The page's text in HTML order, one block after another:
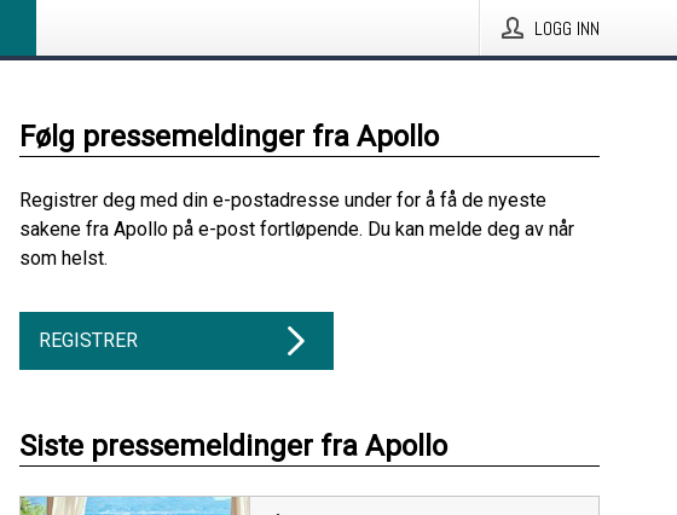
LOGG INN
Følg pressemeldinger fra Apollo
Registrer deg med din e-postadresse under for å få de nyeste
sakene fra Apollo på e-post fortløpende. Du kan melde deg av når
som helst.
REGISTRER
Siste pressemeldinger fra Apollo